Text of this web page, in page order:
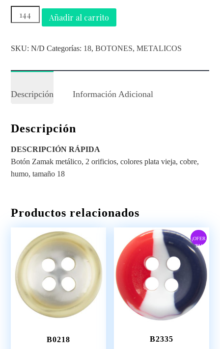
Añadir al carrito
SKU:N/D Categorías: 18,BOTONES,METALICOS
Descripción Información Adicional
Descripción
DESCRIPCIÓN RÁPIDA
Botón Zamak metálico, 2 orificios, colores plata vieja, cobre,
humo, tamaño 18
Productos relacionados
B0218
¡OFER
TA!
B2335